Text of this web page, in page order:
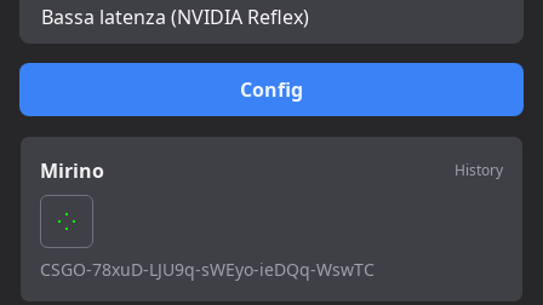
Config
Mirino History
CSGO-78xuD-LJU9q-sWEyo-ieDQq-WswTC
Bassa latenza (NVIDIA Reflex)